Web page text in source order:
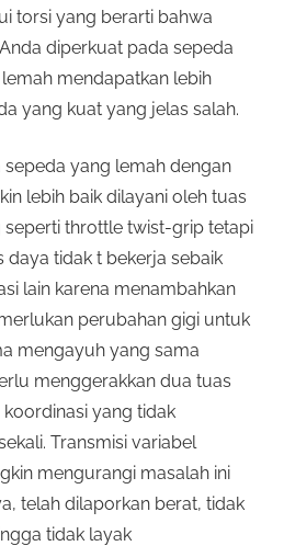
torsi yang berarti bahwa
diperkuat pada sepeda
mendapatkan lebih
yang kuat yang jelas salah.
sepeda yang lemah dengan
lebih baik dilayani oleh tuas
throttle twist-grip tetapi
daya tidak t bekerja sebaik
lain karena menambahkan
perubahan gigi untuk
mengayuh yang sama
menggerakkan dua tuas
yang tidak
Transmisi variabel
mengurangi masalah ini
telah dilaporkan berat, tidak
tidak layak